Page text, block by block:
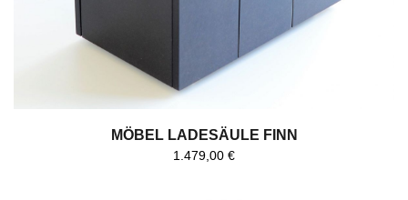
MÖBEL LADESÄULE FINN
1.479,00 €